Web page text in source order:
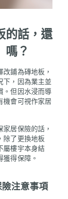
的話，還
嗎？
鋪為磚地板，
下，因為業主並
。但因水浸而導
機會可視作家居
居保險的話，
除了更換地板
屬樓宇本身結
得保障。
注意事項